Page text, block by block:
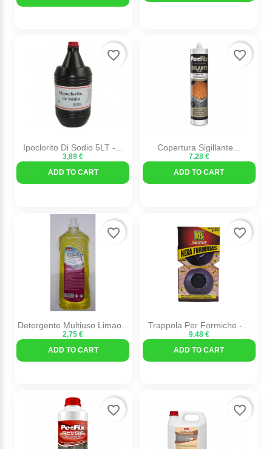
Ipoclorito Di Sodio 5LT -...
3,89 €
ADD TO CART
favorite_border
Copertura Sigillante...
7,28 €
ADD TO CART
favorite_border
Detergente Multiuso Limao...
2,75 €
ADD TO CART
favorite_border
Trappola Per Formiche -...
9,48 €
ADD TO CART
favorite_border
favorite_border favorite_border